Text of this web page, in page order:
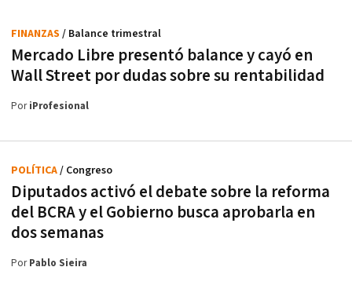
Mercado Libre presentó balance y cayó en
Wall Street por dudas sobre su rentabilidad
FINANZAS / Balance trimestral
PoriProfesional
Diputados activó el debate sobre la reforma
del BCRA y el Gobierno busca aprobarla en
dos semanas
POLÍTICA/ Congreso
PorPablo Sieira